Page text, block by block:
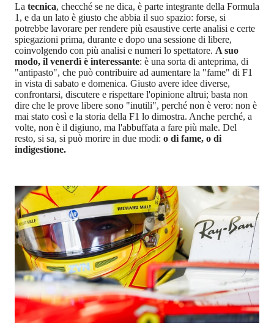
La tecnica, checché se ne dica, è parte integrante della Formula
1, e da un lato è giusto che abbia il suo spazio: forse, si
potrebbe lavorare per rendere più esaustive certe analisi e certe
spiegazioni prima, durante e dopo una sessione di libere,
coinvolgendo con più analisi e numeri lo spettatore. A suo
modo, il venerdì è interessante: è una sorta di anteprima, di
"antipasto", che può contribuire ad aumentare la "fame" di F1
in vista di sabato e domenica. Giusto avere idee diverse,
confrontarsi, discutere e rispettare l'opinione altrui; basta non
dire che le prove libere sono "inutili", perché non è vero: non è
mai stato così e la storia della F1 lo dimostra. Anche perché, a
volte, non è il digiuno, ma l'abbuffata a fare più male. Del
resto, si sa, si può morire in due modi: o di fame, o di
indigestione.